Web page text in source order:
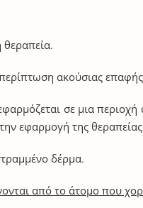
θεραπεία.
ακούσιας
σε μια
εφαρμογή της
δέρμα.
από το άτομο που